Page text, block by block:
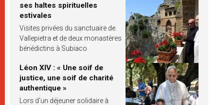
ses haltes spirituelles
estivales
Visites privées du sanctuaire de
Vallepietra et de deux monastères
bénédictins à Subiaco
Léon XIV : « Une soif de
justice, une soif de charité
authentique »
Lors d’un déjeuner solidaire à